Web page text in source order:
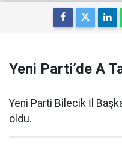
Yeni Parti’de A
Yeni Parti Bilecik İl
oldu.